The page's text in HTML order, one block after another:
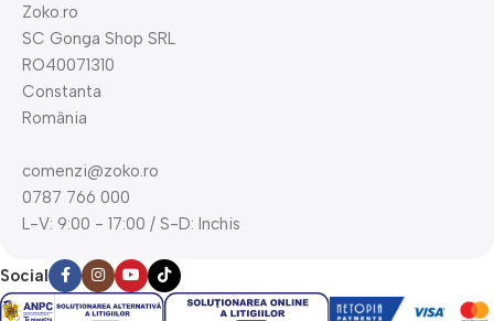
Zoko.ro
SC Gonga Shop SRL
RO40071310
Constanta
România
comenzi@zoko.ro
0787 766 000
L-V: 9:00 - 17:00 / S-D: Inchis
Social